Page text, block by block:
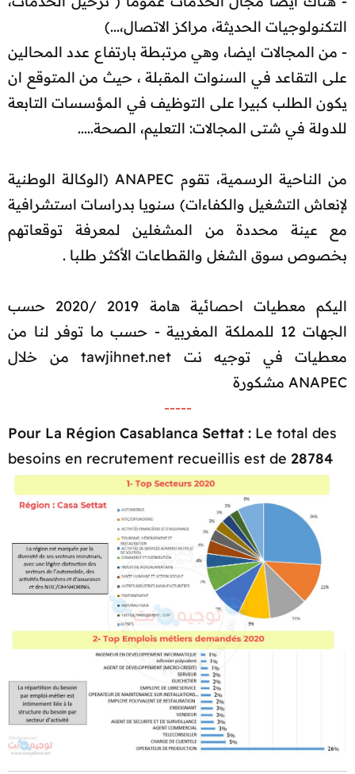
التكنولوجيات الحديثة، مراكز الاتصال،...)
- من المجالات ايضا، وهي مرتبطة بارتفاع عدد المحالين
على التقاعد في السنوات المقبلة ، حيث من المتوقع ان
يكون الطلب كبيرا على التوظيف في المؤسسات التابعة
للدولة في شتى المجالات: التعليم، الصحة.....
من الناحية الرسمية، تقوم ANAPEC (الوكالة الوطنية
لإنعاش التشغيل والكفاءات) سنويا بدراسات استشرافية
مع عينة محددة من المشغلين لمعرفة توقعاتهم
بخصوص سوق الشغل والقطاعات الأكثر طلبا .
اليكم معطيات احصائية هامة 2019 /2020 حسب
الجهات 12 للمملكة المغربية - حسب ما توفر لنا من
معطيات في توجيه نت tawjihnet.net من خلال
ANAPEC مشكورة​
-----
Pour La Région Casablanca Settat : Le total des
besoins en recrutement recueillis est de 28784